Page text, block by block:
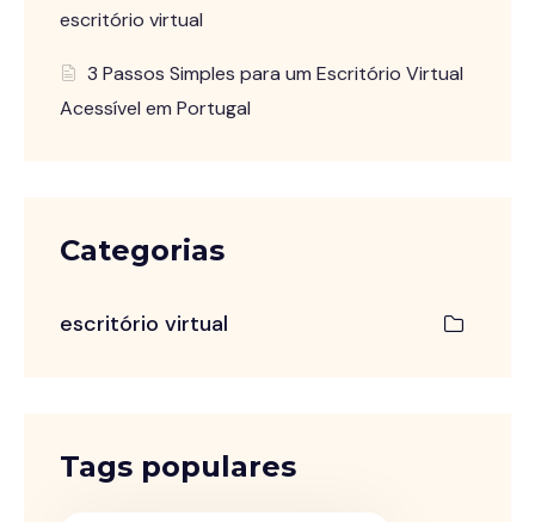
escritório virtual
3 Passos Simples para um Escritório Virtual
Acessível em Portugal
Categorias
escritório virtual
Tags populares